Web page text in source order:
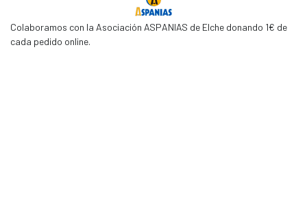
Colaboramos con la Asociación ASPANIAS de Elche donando 1€ de
cada pedido online.